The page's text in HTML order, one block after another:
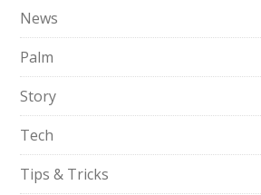
News
Palm
Story
Tech
Tips & Tricks